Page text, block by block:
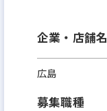
企業・店舗名
広島
募集職種